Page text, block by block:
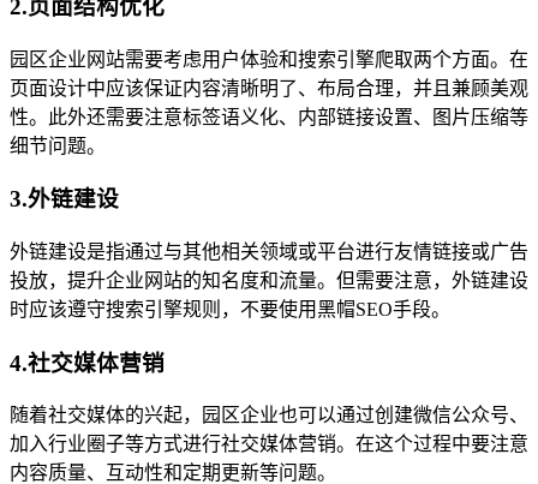
2.页面结构优化
园区企业网站需要考虑用户体验和搜索引擎爬取两个方面。在
页面设计中应该保证内容清晰明了、布局合理，并且兼顾美观
性。此外还需要注意标签语义化、内部链接设置、图片压缩等
细节问题。
3.外链建设
外链建设是指通过与其他相关领域或平台进行友情链接或广告
投放，提升企业网站的知名度和流量。但需要注意，外链建设
时应该遵守搜索引擎规则，不要使用黑帽SEO手段。
4.社交媒体营销
随着社交媒体的兴起，园区企业也可以通过创建微信公众号、
加入行业圈子等方式进行社交媒体营销。在这个过程中要注意
内容质量、互动性和定期更新等问题。